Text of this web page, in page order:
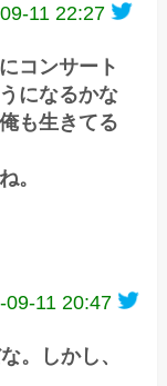
11 22:27
コンサート
になるかな
も生きてる
。
09-11 20:47
。しかし、